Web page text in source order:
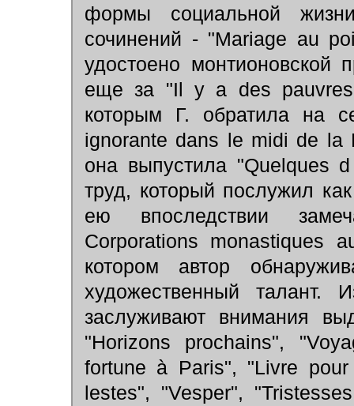
формы социальной
сочинений - "Mariage au
удостоено
еще за "Il y a des
которым Г. обратила на
ignorante dans le midi de la
она выпустила "Quelques
труд, который послужил
ею впоследствии
Corporations monastiques
котором автор
художественный талант.
заслуживают внимания
"Horizons prochains",
fortune à Paris", "Livre
lestes", "Vesper",